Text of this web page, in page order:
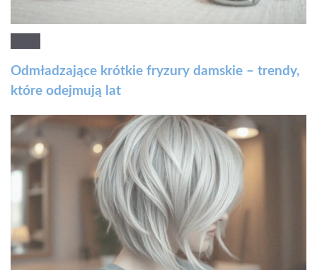
Odmładzające krótkie fryzury damskie – trendy,
które odejmują lat